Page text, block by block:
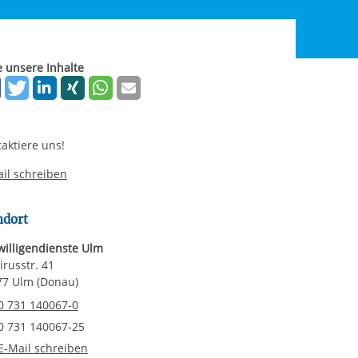
unsere Inhalte
uns!
schreiben
Ulm
41
Ulm (Donau)
731 140067-0
731 140067-25
Mail an Freiwilligendienste Ulm
Mail schreiben